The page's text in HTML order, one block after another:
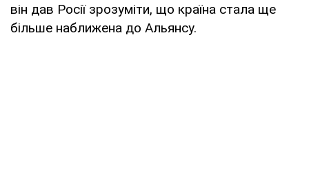
він дав Росії зрозуміти, що країна стала ще
більше наближена до Альянсу.